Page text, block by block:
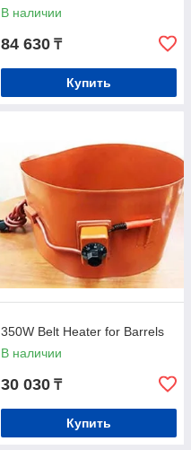
В наличии
84 630 ₸
Купить
350W Belt Heater for Barrels
В наличии
30 030 ₸
Купить